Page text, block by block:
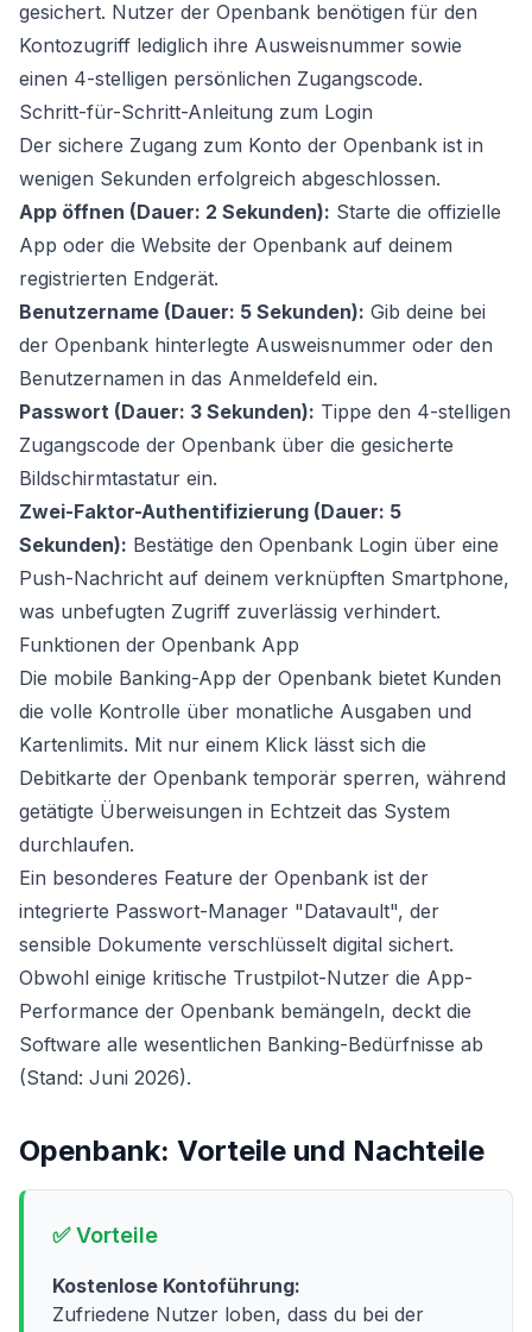
gesichert. Nutzer der Openbank benötigen für den
Kontozugriff lediglich ihre Ausweisnummer sowie
einen 4-stelligen persönlichen Zugangscode.
Schritt-für-Schritt-Anleitung zum Login
Der sichere Zugang zum Konto der Openbank ist in
wenigen Sekunden erfolgreich abgeschlossen.
App öffnen (Dauer: 2 Sekunden): Starte die offizielle
App oder die Website der Openbank auf deinem
registrierten Endgerät.
Benutzername (Dauer: 5 Sekunden): Gib deine bei
der Openbank hinterlegte Ausweisnummer oder den
Benutzernamen in das Anmeldefeld ein.
Passwort (Dauer: 3 Sekunden): Tippe den 4-stelligen
Zugangscode der Openbank über die gesicherte
Bildschirmtastatur ein.
Zwei-Faktor-Authentifizierung (Dauer: 5
Sekunden): Bestätige den Openbank Login über eine
Push-Nachricht auf deinem verknüpften Smartphone,
was unbefugten Zugriff zuverlässig verhindert.
Funktionen der Openbank App
Die mobile Banking-App der Openbank bietet Kunden
die volle Kontrolle über monatliche Ausgaben und
Kartenlimits. Mit nur einem Klick lässt sich die
Debitkarte der Openbank temporär sperren, während
getätigte Überweisungen in Echtzeit das System
durchlaufen.
Ein besonderes Feature der Openbank ist der
integrierte Passwort-Manager "Datavault", der
sensible Dokumente verschlüsselt digital sichert.
Obwohl einige kritische Trustpilot-Nutzer die App-
Performance der Openbank bemängeln, deckt die
Software alle wesentlichen Banking-Bedürfnisse ab
(Stand: Juni 2026).
Openbank: Vorteile und Nachteile
✅ Vorteile
Kostenlose Kontoführung:
Zufriedene Nutzer loben, dass du bei der